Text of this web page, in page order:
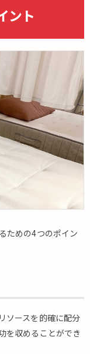
ント
ための4つのポイン
ソースを的確に配分
を収めることができ